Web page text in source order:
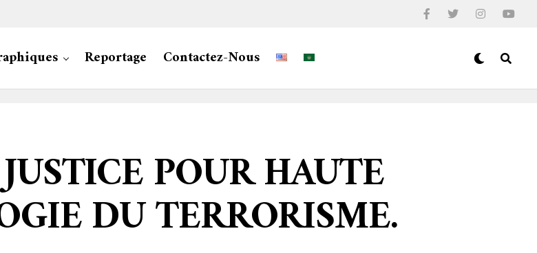
Reportage Contactez-Nous
POUR HAUTE
DU TERRORISME.